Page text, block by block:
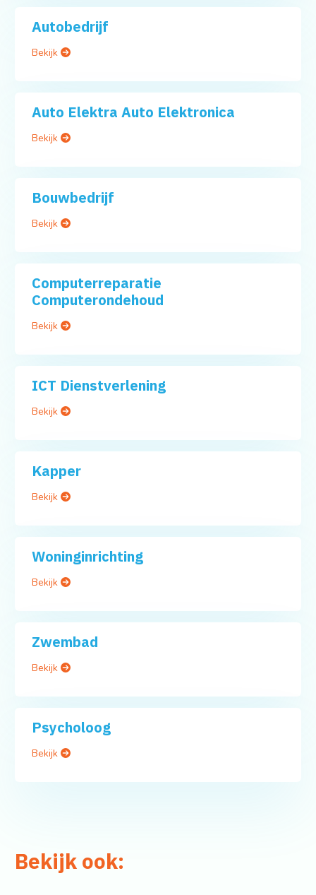
Autobedrijf
Bekijk
Auto Elektra Auto Elektronica
Bekijk
Bouwbedrijf
Bekijk
Computerreparatie
Computerondehoud
Bekijk
ICT Dienstverlening
Bekijk
Kapper
Bekijk
Woninginrichting
Bekijk
Zwembad
Bekijk
Psycholoog
Bekijk
Bekijk ook: